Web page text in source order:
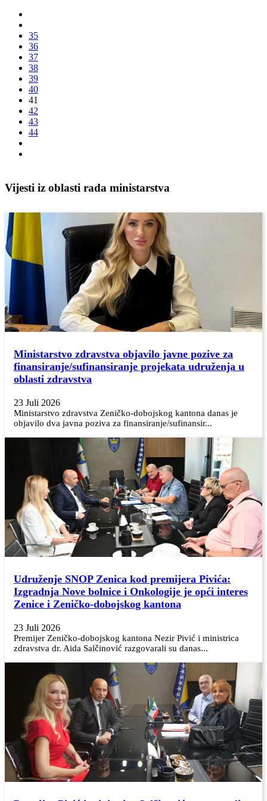
35
36
37
38
39
40
41
42
43
44
Vijesti iz oblasti rada ministarstva
Ministarstvo zdravstva objavilo javne pozive za
finansiranje/sufinansiranje projekata udruženja u
oblasti zdravstva
23 Juli 2026
Ministarstvo zdravstva Zeničko-dobojskog kantona danas je
objavilo dva javna poziva za finansiranje/sufinansir...
Udruženje SNOP Zenica kod premijera Pivića:
Izgradnja Nove bolnice i Onkologije je opći interes
Zenice i Zeničko-dobojskog kantona
23 Juli 2026
Premijer Zeničko-dobojskog kantona Nezir Pivić i ministrica
zdravstva dr. Aida Salčinović razgovarali su danas...